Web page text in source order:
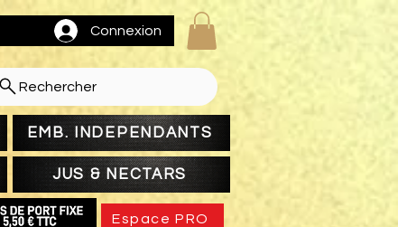
Connexion
Rechercher
EMB. INDEPENDANTS
JUS & NECTARS
Espace PRO